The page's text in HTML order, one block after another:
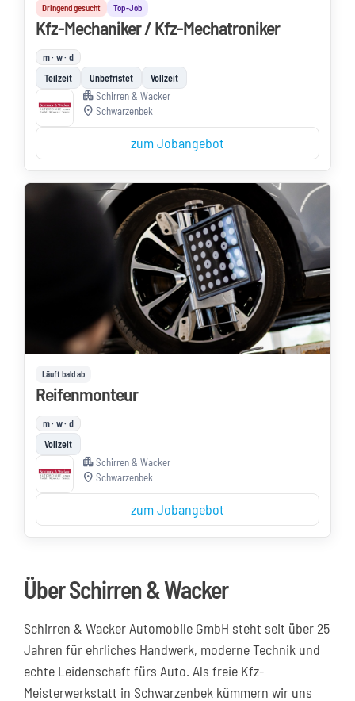
Dringend gesucht Top-Job
Kfz-Mechaniker / Kfz-Mechatroniker
m · w · d
Teilzeit
Unbefristet Vollzeit
apartmentSchirren & Wacker
location_on Schwarzenbek
zum Jobangebot
Läuft bald ab
Reifenmonteur
m · w · d
Vollzeit
apartmentSchirren & Wacker
location_on Schwarzenbek
zum Jobangebot
Über Schirren & Wacker
Schirren & Wacker Automobile GmbH steht seit über 25
Jahren für ehrliches Handwerk, moderne Technik und
echte Leidenschaft fürs Auto. Als freie Kfz-
Meisterwerkstatt in Schwarzenbek kümmern wir uns